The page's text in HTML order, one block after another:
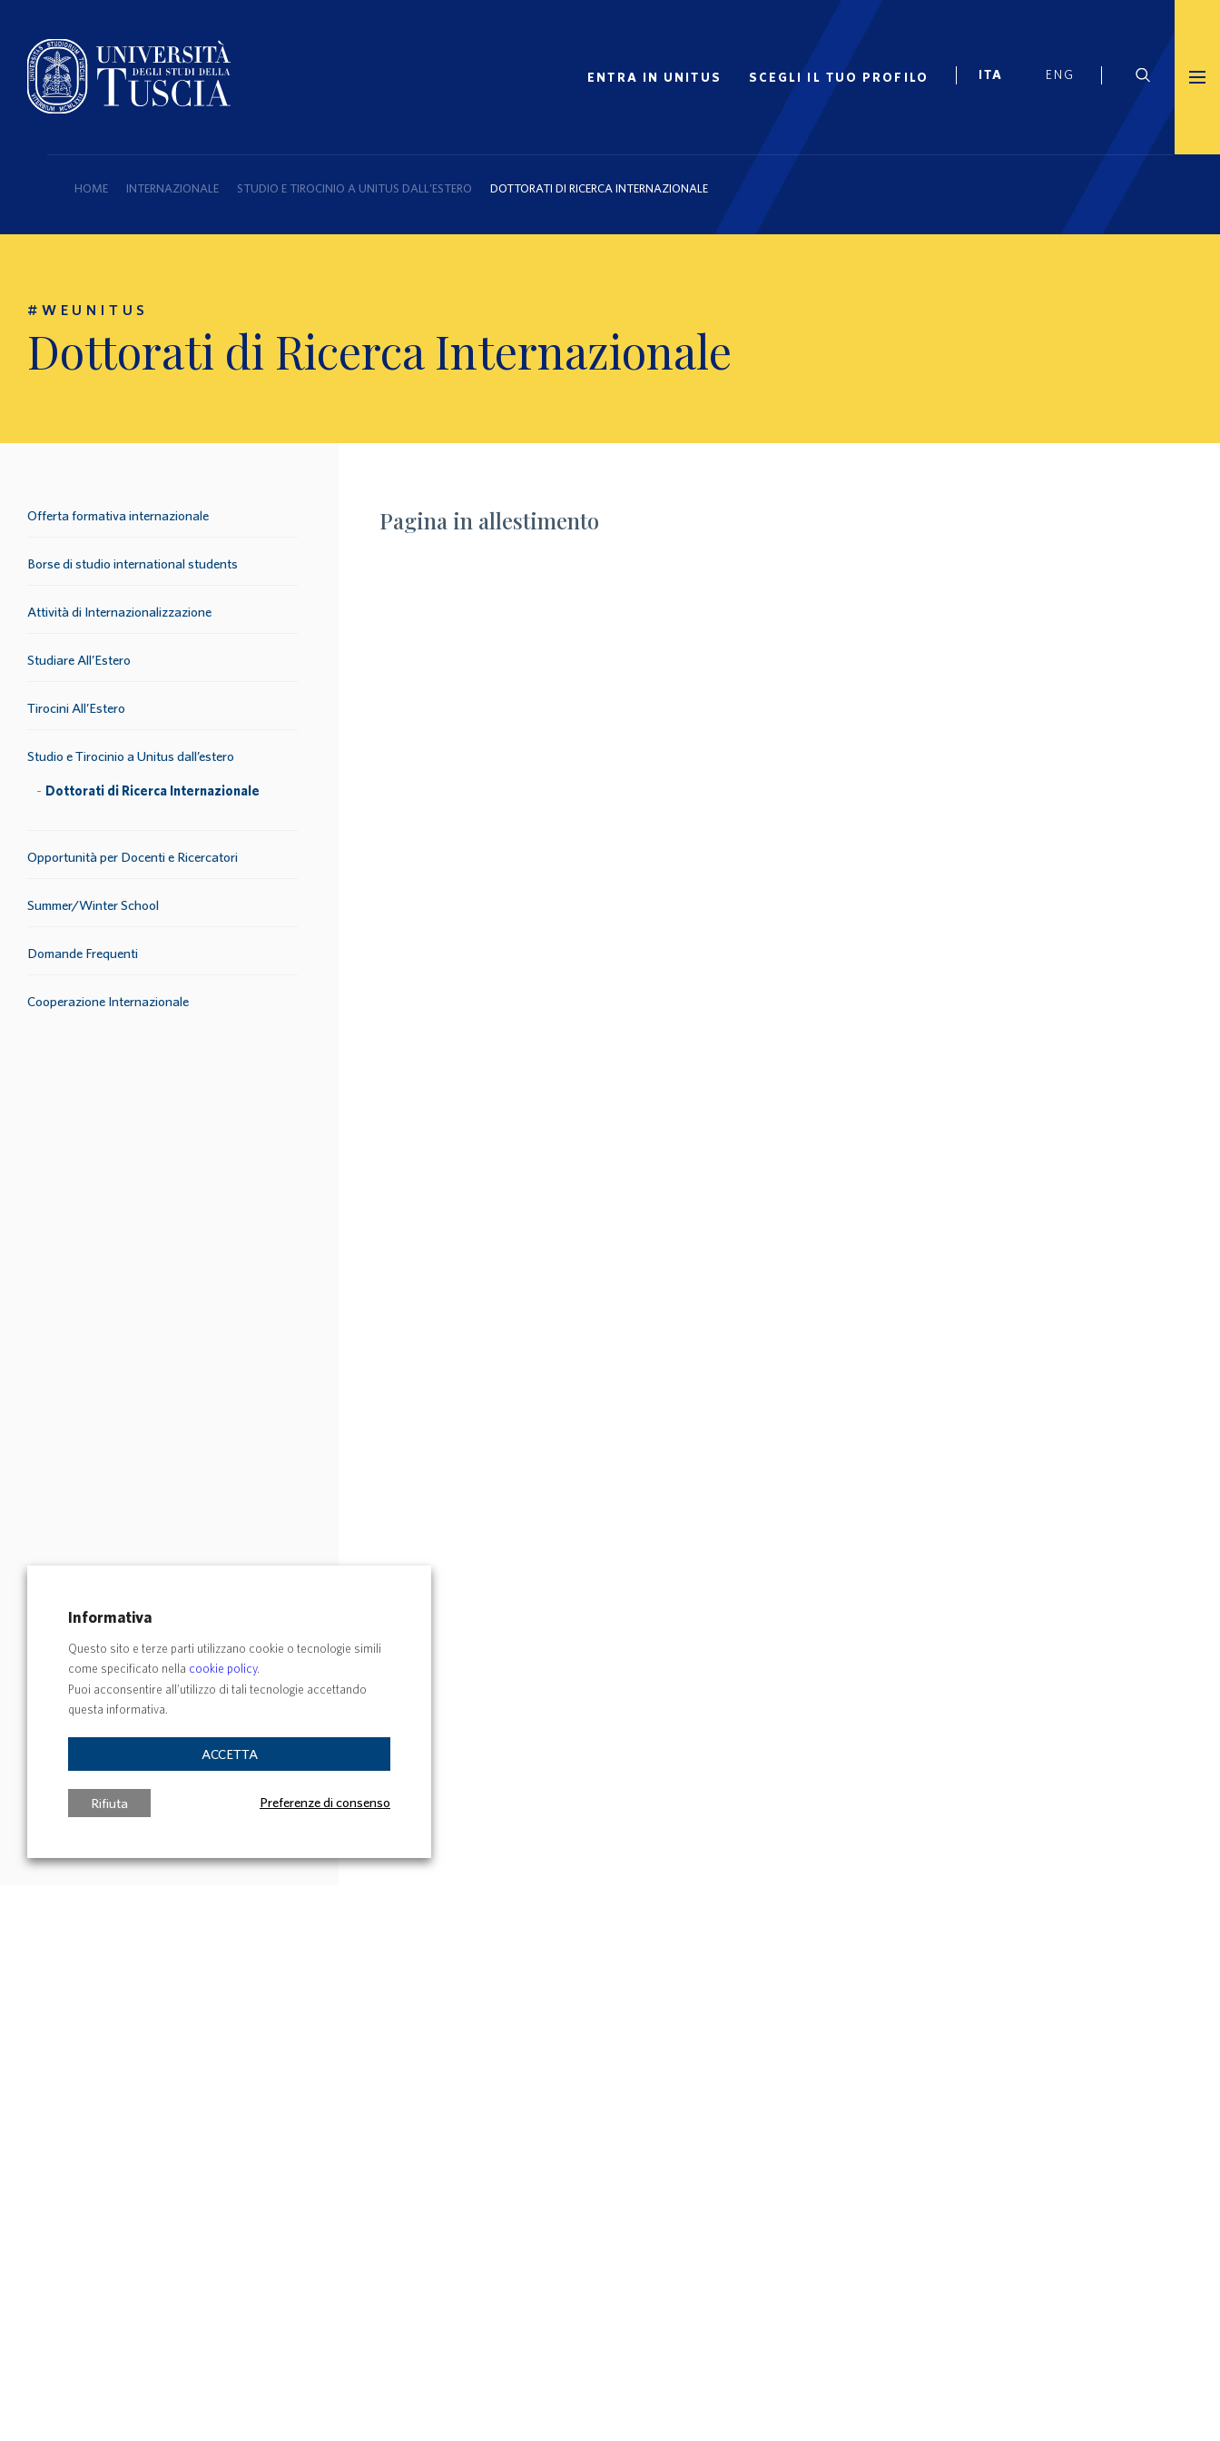
ENTRA IN UNITUS SCEGLI IL TUO PROFILO
HOME INTERNAZIONALE STUDIO E TIROCINIO A UNITUS DALL’ESTERO DOTTORATI DI RICERCA INTERNAZIONALE
#WEUNITUS
Dottorati di Ricerca Internazionale
Offerta formativa internazionale
Borse di studio international students
Attività di Internazionalizzazione
Studiare All’Estero
Tirocini All’Estero
Studio e Tirocinio a Unitus dall’estero
Dottorati di Ricerca Internazionale
Opportunità per Docenti e Ricercatori
Summer/Winter School
Domande Frequenti
Cooperazione Internazionale
Pagina in allestimento
Informativa
Questo sito e terze parti utilizzano cookie o tecnologie simili
come specificato nella cookie policy.
Puoi acconsentire all’utilizzo di tali tecnologie accettando
questa informativa.
ACCETTA
Rifiuta Preferenze di consenso